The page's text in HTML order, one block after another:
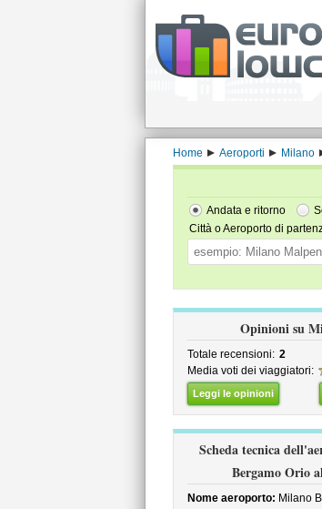
Home Aeroporti Milano
Andata e ritorno
Città o Aeroporto di
Opinioni su
Totale recensioni: 2
Media voti dei viaggiatori:
Leggi le opinioni
Scheda tecnica
Bergamo Orio
Nome aeroporto: Milano